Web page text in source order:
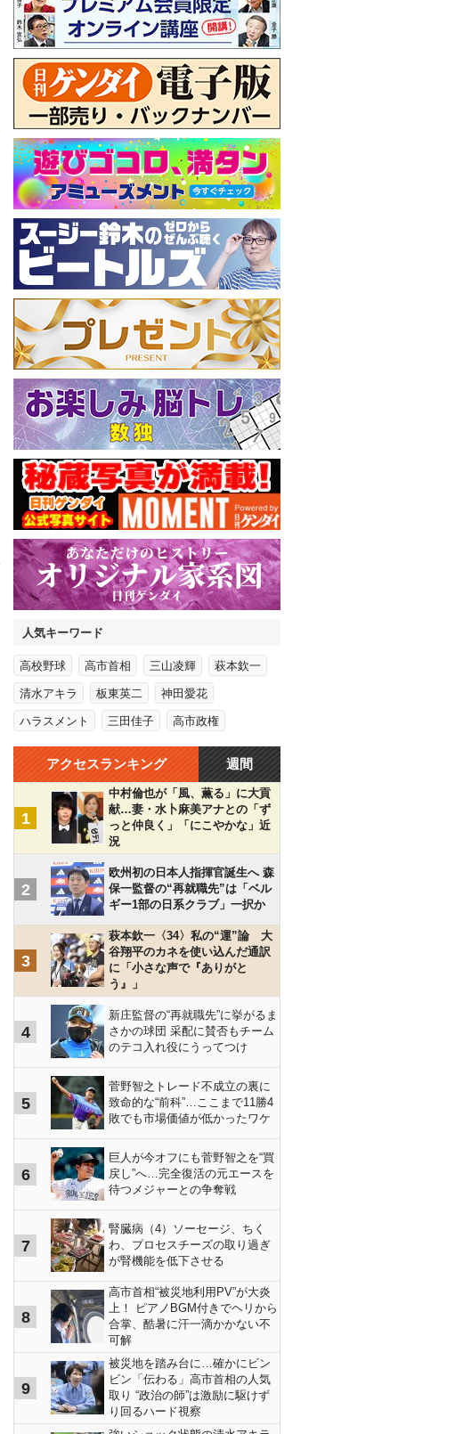
人気キーワード
高校野球 高市首相 三山凌輝 萩本欽一
清水アキラ 板東英二 神田愛花
ハラスメント 三田佳子 高市政権
アクセスランキング 週間
1
中村倫也が「風、薫る」に大貢
献…妻・水卜麻美アナとの「ず
っと仲良く」「にこやかな」近
況
2
欧州初の日本人指揮官誕生へ 森
保一監督の“再就職先”は「ベル
ギー1部の日系クラブ」一択か
3
萩本欽一〈34〉私の“運”論 大
谷翔平のカネを使い込んだ通訳
に「小さな声で『ありがと
う』」
4
新庄監督の“再就職先”に挙がるま
さかの球団 采配に賛否もチーム
のテコ入れ役にうってつけ
5
菅野智之トレード不成立の裏に
致命的な“前科”…ここまで11勝4
敗でも市場価値が低かったワケ
6
巨人が今オフにも菅野智之を“買
戻し”へ…完全復活の元エースを
待つメジャーとの争奪戦
7
腎臓病（4）ソーセージ、ちく
わ、プロセスチーズの取り過ぎ
が腎機能を低下させる
8
高市首相“被災地利用PV”が大炎
上！ ピアノBGM付きでヘリから
合掌、酷暑に汗一滴かかない不
可解
9
被災地を踏み台に…確かにビン
ビン「伝わる」高市首相の人気
取り “政治の師”は激励に駆けず
り回るハード視察